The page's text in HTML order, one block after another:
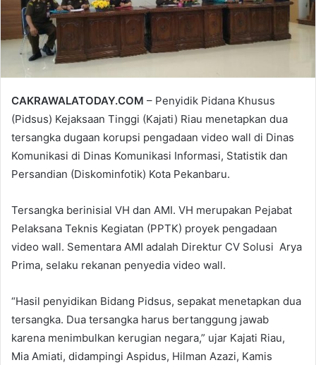
CAKRAWALATODAY.COM – Penyidik Pidana Khusus
(Pidsus) Kejaksaan Tinggi (Kajati) Riau menetapkan dua
tersangka dugaan korupsi pengadaan video wall di Dinas
Komunikasi di Dinas Komunikasi Informasi, Statistik dan
Persandian (Diskominfotik) Kota Pekanbaru.
Tersangka berinisial VH dan AMI. VH merupakan Pejabat
Pelaksana Teknis Kegiatan (PPTK) proyek pengadaan
video wall. Sementara AMI adalah Direktur CV Solusi Arya
Prima, selaku rekanan penyedia video wall.
“Hasil penyidikan Bidang Pidsus, sepakat menetapkan dua
tersangka. Dua tersangka harus bertanggung jawab
karena menimbulkan kerugian negara,” ujar Kajati Riau,
Mia Amiati, didampingi Aspidus, Hilman Azazi, Kamis